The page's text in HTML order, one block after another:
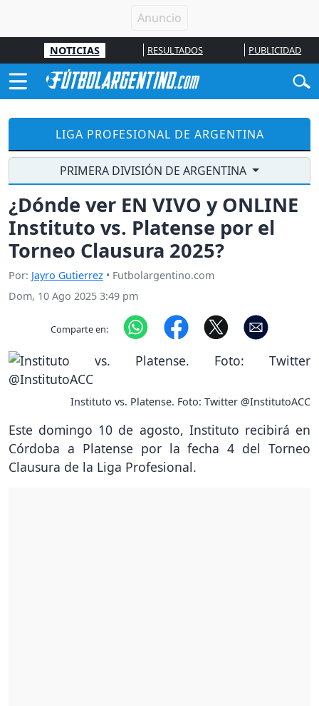
NOTICIAS RESULTADOS PUBLICIDAD
LIGA PROFESIONAL DE ARGENTINA
PRIMERA DIVISIÓN DE ARGENTINA
¿Dónde ver EN VIVO y ONLINE
Instituto vs. Platense por el
Torneo Clausura 2025?
Por: Jayro Gutierrez • Futbolargentino.com
Dom, 10 Ago 2025 3:49 pm
Comparte en:
Instituto vs. Platense. Foto: Twitter @InstitutoACC
Este domingo 10 de agosto, Instituto recibirá en
Córdoba a Platense por la fecha 4 del Torneo
Clausura de la Liga Profesional.